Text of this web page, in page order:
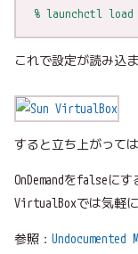
% launchctl
これで設定が読み込
すると立ち上がって
OnDemandをfalseに
VirtualBoxでは気軽に
参照：